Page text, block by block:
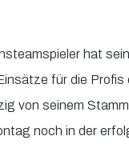
hat
für die
von seinem
noch in der